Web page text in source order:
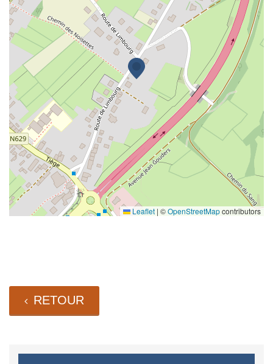
Leaflet | ©OpenStreetMapcontributors
RETOUR